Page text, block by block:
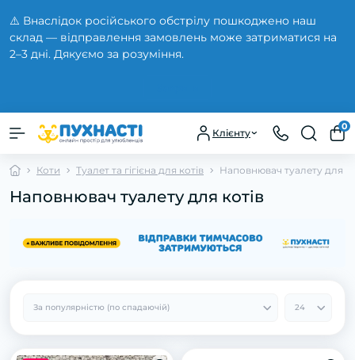
⚠️ Внаслідок російського обстрілу пошкоджено наш
склад — відправлення замовлень може затриматися на
2–3 дні. Дякуємо за розуміння.
Клієнту
0
Коти Туалет та гігієна для котів Наповнювач туалету для
Наповнювач туалету для котів